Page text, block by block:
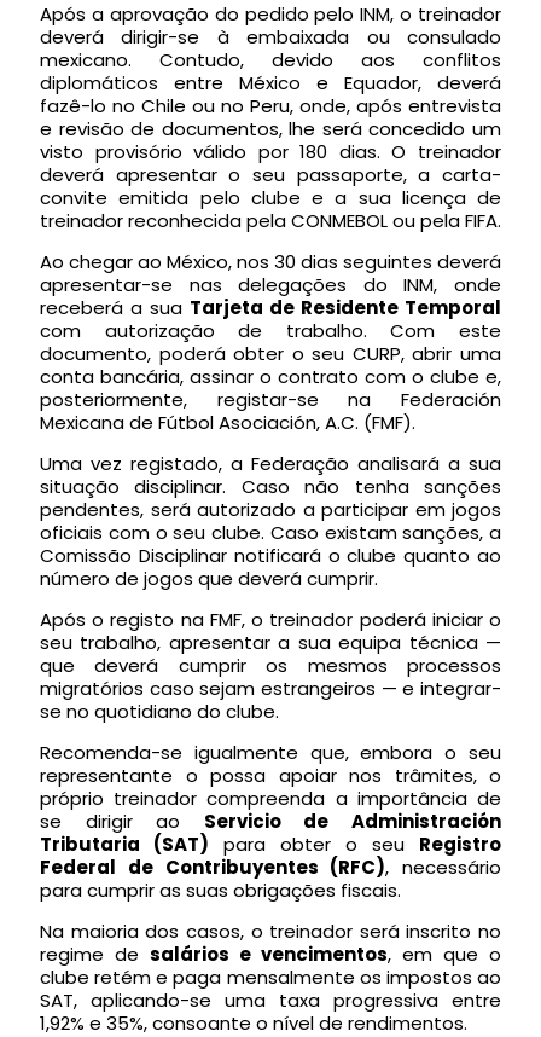
Após a aprovação do pedido pelo INM, o treinador
deverá dirigir-se à embaixada ou consulado
mexicano. Contudo, devido aos conflitos
diplomáticos entre México e Equador, deverá
fazê-lo no Chile ou no Peru, onde, após entrevista
e revisão de documentos, lhe será concedido um
visto provisório válido por 180 dias. O treinador
deverá apresentar o seu passaporte, a carta-
convite emitida pelo clube e a sua licença de
treinador reconhecida pela CONMEBOL ou pela FIFA.
Ao chegar ao México, nos 30 dias seguintes deverá
apresentar-se nas delegações do INM, onde
receberá a sua Tarjeta de Residente Temporal
com autorização de trabalho. Com este
documento, poderá obter o seu CURP, abrir uma
conta bancária, assinar o contrato com o clube e,
posteriormente, registar-se na Federación
Mexicana de Fútbol Asociación, A.C. (FMF).
Uma vez registado, a Federação analisará a sua
situação disciplinar. Caso não tenha sanções
pendentes, será autorizado a participar em jogos
oficiais com o seu clube. Caso existam sanções, a
Comissão Disciplinar notificará o clube quanto ao
número de jogos que deverá cumprir.
Após o registo na FMF, o treinador poderá iniciar o
seu trabalho, apresentar a sua equipa técnica —
que deverá cumprir os mesmos processos
migratórios caso sejam estrangeiros — e integrar-
se no quotidiano do clube.
Recomenda-se igualmente que, embora o seu
representante o possa apoiar nos trâmites, o
próprio treinador compreenda a importância de
se dirigir ao Servicio de Administración
Tributaria (SAT) para obter o seu Registro
Federal de Contribuyentes (RFC), necessário
para cumprir as suas obrigações fiscais.
Na maioria dos casos, o treinador será inscrito no
regime de salários e vencimentos, em que o
clube retém e paga mensalmente os impostos ao
SAT, aplicando-se uma taxa progressiva entre
1,92% e 35%, consoante o nível de rendimentos.